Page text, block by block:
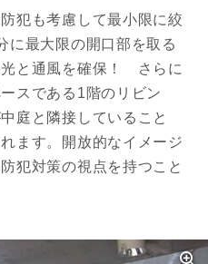
犯も考慮して最小限に絞
に最大限の開口部を取る
と通風を確保！ さらに
スである1階のリビン
庭と隣接していること
ます。開放的なイメージ
犯対策の視点を持つこと